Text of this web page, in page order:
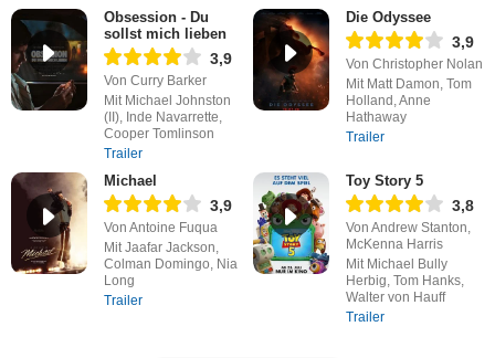
Obsession - Du
sollst mich lieben
3,9
Von Curry Barker
Mit Michael Johnston
(II), Inde Navarrette,
Cooper Tomlinson
Trailer
Die Odyssee
3,9
Von Christopher Nolan
Mit Matt Damon, Tom
Holland, Anne
Hathaway
Trailer
Michael
3,9
Von Antoine Fuqua
Mit Jaafar Jackson,
Colman Domingo, Nia
Long
Trailer
Toy Story 5
3,8
Von Andrew Stanton,
McKenna Harris
Mit Michael Bully
Herbig, Tom Hanks,
Walter von Hauff
Trailer